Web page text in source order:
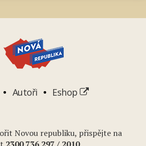
Autoři Eshop
Novou republiku, přispějte na